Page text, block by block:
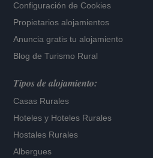
Configuración de Cookies
Propietarios alojamientos
Anuncia gratis tu alojamiento
Blog de Turismo Rural
Tipos de alojamiento:
Casas Rurales
Hoteles y Hoteles Rurales
Hostales Rurales
Albergues